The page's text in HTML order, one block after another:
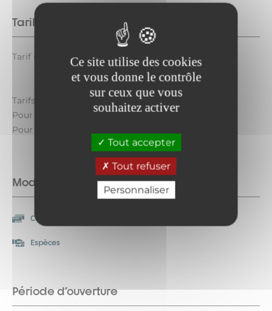
Ce site utilise des cookies
et vous donne le contrôle
sur ceux que vous
souhaitez activer
Tout accepter
Tout refuser
Personnaliser
Tarifs
Tarif unique : à partir de 150 €.
Tarifs par traineau :
Pour 1 ou 2 personnes 150 €
Pour 3 ou 4 personnes 190 €.
Modes de paiement
Carte bancaire/crédit
Espèces
Période d'ouverture